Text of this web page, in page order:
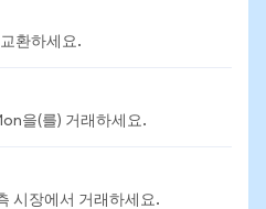
환하세요.
을(를) 거래하세요.
시장에서 거래하세요.